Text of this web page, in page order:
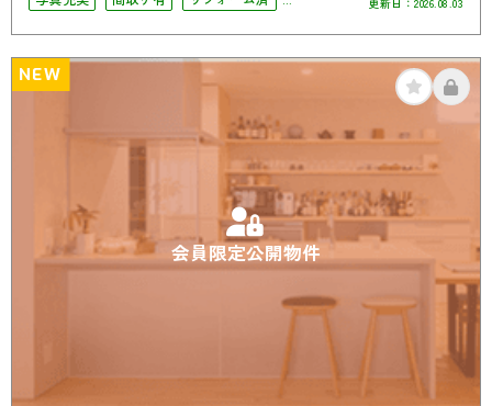
南面バルコニー
角部屋
会員限定公開物件
NEW